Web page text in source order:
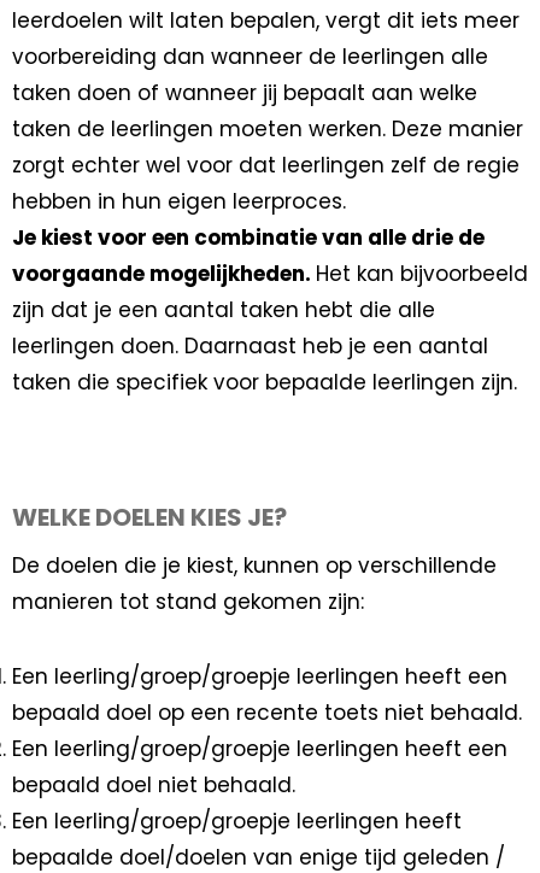
leerdoelen wilt laten bepalen, vergt dit iets meer
voorbereiding dan wanneer de leerlingen alle
taken doen of wanneer jij bepaalt aan welke
taken de leerlingen moeten werken. Deze manier
zorgt echter wel voor dat leerlingen zelf de regie
hebben in hun eigen leerproces.
Je kiest voor een combinatie van alle drie de
voorgaande mogelijkheden. Het kan bijvoorbeeld
zijn dat je een aantal taken hebt die alle
leerlingen doen. Daarnaast heb je een aantal
taken die specifiek voor bepaalde leerlingen zijn.
WELKE DOELEN KIES JE?
De doelen die je kiest, kunnen op verschillende
manieren tot stand gekomen zijn:
Een leerling/groep/groepje leerlingen heeft een
bepaald doel op een recente toets niet behaald.
Een leerling/groep/groepje leerlingen heeft een
bepaald doel niet behaald.
Een leerling/groep/groepje leerlingen heeft
bepaalde doel/doelen van enige tijd geleden /